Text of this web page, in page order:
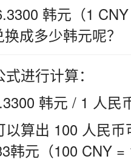
韩元（1
成多少韩元呢？
进行计算：
韩元 / 1 人民
算出 100 人民
韩元（100 CNY =